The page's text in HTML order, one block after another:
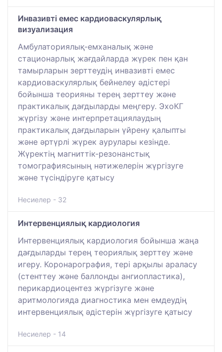
Инвазивті емес кардиоваскулярлық
визуализация
Амбулаториялық-емханалық және
стационарлық жағдайларда жүрек пен қан
тамырларын зерттеудің инвазивті емес
кардиоваскулярлық бейнелеу әдістері
бойынша теорияны терең зерттеу және
практикалық дағдыларды меңгеру. ЭхоКГ
жүргізу және интерпретациялаудың
практикалық дағдыларын үйрену қалыпты
және әртүрлі жүрек аурулары кезінде.
Жүректің магниттік-резонанстық
томографиясының нәтижелерін жүргізуге
және түсіндіруге қатысу
Несиелер - 32
Интервенциялық кардиология
Интервенциялық кардиология бойынша жаңа
дағдыларды терең теориялық зерттеу және
игеру. Коронарография, тері арқылы араласу
(стенттеу және баллонды ангиопластика),
перикардиоцентез жүргізуге және
аритмологияда диагностика мен емдеудің
интервенциялық әдістерін жүргізуге қатысу
Несиелер - 14